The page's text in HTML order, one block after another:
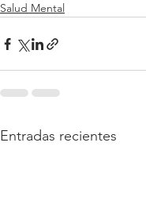
Salud Mental
Entradas recientes